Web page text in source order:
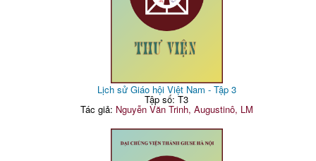
Lịch sử Giáo hội Việt Nam - Tập 3
Tập số: T3
Tác giả: Nguyễn Văn Trinh, Augustinô, LM